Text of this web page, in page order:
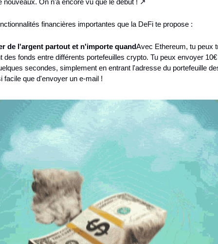
financières importantes que la DeFi te propose :
de l'argent partout et n'importe quandAvec Ethereum, tu peux
des fonds entre différents portefeuilles crypto. Tu peux envoyer
secondes, simplement en entrant l'adresse du portefeuille
facile que d'envoyer un e-mail !